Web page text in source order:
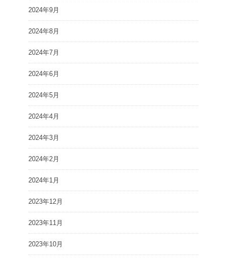
2024年9月
2024年8月
2024年7月
2024年6月
2024年5月
2024年4月
2024年3月
2024年2月
2024年1月
2023年12月
2023年11月
2023年10月